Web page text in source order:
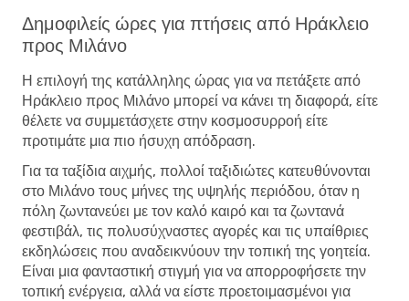
Δημοφιλείς ώρες για πτήσεις από Ηράκλειο
προς Μιλάνο
Η επιλογή της κατάλληλης ώρας για να πετάξετε από
Ηράκλειο προς Μιλάνο μπορεί να κάνει τη διαφορά, είτε
θέλετε να συμμετάσχετε στην κοσμοσυρροή είτε
προτιμάτε μια πιο ήσυχη απόδραση.
Για τα ταξίδια αιχμής, πολλοί ταξιδιώτες κατευθύνονται
στο Μιλάνο τους μήνες της υψηλής περιόδου, όταν η
πόλη ζωντανεύει με τον καλό καιρό και τα ζωντανά
φεστιβάλ, τις πολυσύχναστες αγορές και τις υπαίθριες
εκδηλώσεις που αναδεικνύουν την τοπική της γοητεία.
Είναι μια φανταστική στιγμή για να απορροφήσετε την
τοπική ενέργεια, αλλά να είστε προετοιμασμένοι για